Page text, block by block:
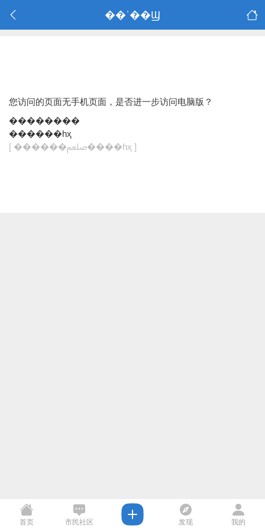
��ʾ��Ϣ
您访问的页面无手机页面，是否进一步访问电脑版？
��������
������һҳ
[ ������ﷵ����һҳ ]
首页 市民社区 发现 我的